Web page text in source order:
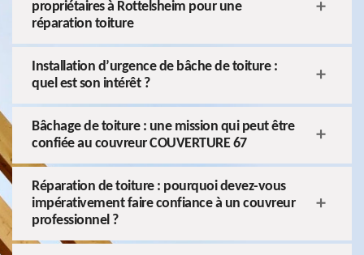
propriétaires à Rottelsheim pour une
réparation toiture
Installation d’urgence de bâche de toiture :
quel est son intérêt ?
Bâchage de toiture : une mission qui peut être
confiée au couvreur COUVERTURE 67
Réparation de toiture : pourquoi devez-vous
impérativement faire confiance à un couvreur
professionnel ?